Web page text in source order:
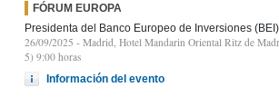
FÓRUM EUROPA
Presidenta del Banco Europeo de Inversiones (BEI)
26/09/2025 - Madrid, Hotel Mandarin Oriental Ritz de
5) 9:00 horas
Información del evento